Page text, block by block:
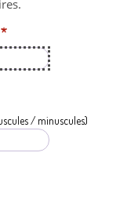
*
/ minuscules)